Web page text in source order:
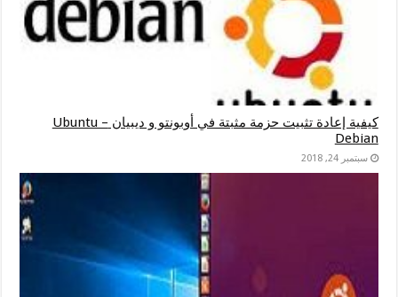
كيفية إعادة تثبيت حزمة مثبتة في أوبونتو و ديبيان Ubuntu –
Debian
سبتمبر 24, 2018